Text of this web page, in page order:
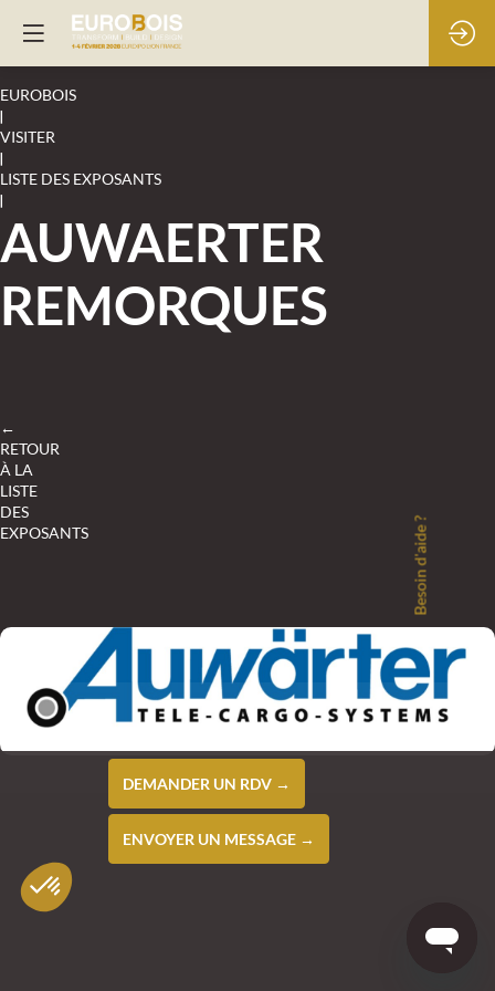
EUROBOIS
|
VISITER
|
LISTE DES EXPOSANTS
|
AUWAERTER
REMORQUES
←
RETOUR
À LA
LISTE
DES
EXPOSANTS
DEMANDER UN RDV →
ENVOYER UN MESSAGE →
Besoin d'aide ?